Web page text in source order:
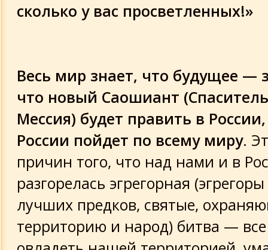
сколько у вас просветленных!»
Весь мир знает, что будущее —
что новый Саошиант
Мессия) будет править в
России пойдет по всему миру.
причин того, что над нами и в
разгорелась эгрегорная
лучших предков, святые,
территорию и народ) битва — все